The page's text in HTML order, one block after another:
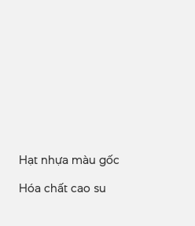
Hạt nhựa màu gốc
Hóa chất cao su